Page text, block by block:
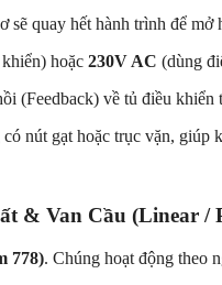
quay hết hành trình để mở
hoặc 230V AC (dùng
(Feedback) về tủ điều
nút gạt hoặc trục vặn,
& Van Cầu (Linear /
778). Chúng hoạt động theo